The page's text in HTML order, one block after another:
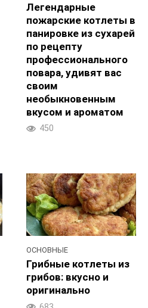
Легендарные
пожарские котлеты в
панировке из сухарей
по рецепту
профессионального
повара, удивят вас
своим
необыкновенным
вкусом и ароматом
450
ОСНОВНЫЕ
Грибные котлеты из
грибов: вкусно и
оригинально